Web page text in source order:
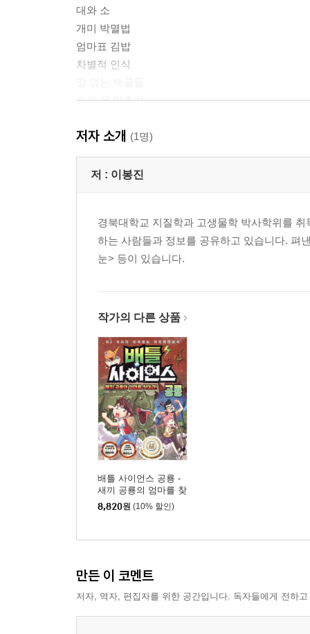
대와 소
개미 박멸법
엄마표 김밥
차별적 인식
커피 물 맞추기
짬장의 추억
겨울 이야기
머피의 법칙과 샐리의 법칙
안단테 소스테누토
고양이와 친해지기
고양이 상식
행복한 마음
즐거운 성공
카르페 디엠
캐릭터 만들기
우리말
인간원리
큰 사랑
큐피드의 화살
아쉬움을 남겨라
이기적 유전자
Floccinaucinipilihilification
저자 소개 (1명)
저 : 이봉진
경북대학교 지질학과 고생물학 박사학위를 취
하는 사람들과 정보를 공유하고 있습니다. 펴
눈> 등이 있습니다.
작가의 다른 상품
배틀 사이언스 공룡 -
새끼 공룡의 엄마를 찾
아라!
8,820원 (10% 할인)
만든 이 코멘트
저자, 역자, 편집자를 위한 공간입니다. 독자들에게 전하